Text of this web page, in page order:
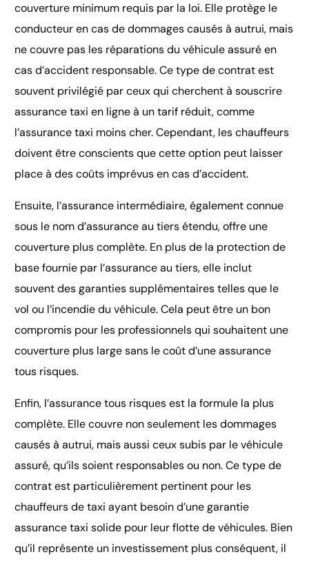
couverture minimum requis par la loi. Elle protège le
conducteur en cas de dommages causés à autrui, mais
ne couvre pas les réparations du véhicule assuré en
cas d’accident responsable. Ce type de contrat est
souvent privilégié par ceux qui cherchent à souscrire
assurance taxi en ligne à un tarif réduit, comme
l’assurance taxi moins cher. Cependant, les chauffeurs
doivent être conscients que cette option peut laisser
place à des coûts imprévus en cas d’accident.
Ensuite, l’assurance intermédiaire, également connue
sous le nom d’assurance au tiers étendu, offre une
couverture plus complète. En plus de la protection de
base fournie par l’assurance au tiers, elle inclut
souvent des garanties supplémentaires telles que le
vol ou l’incendie du véhicule. Cela peut être un bon
compromis pour les professionnels qui souhaitent une
couverture plus large sans le coût d’une assurance
tous risques.
Enfin, l’assurance tous risques est la formule la plus
complète. Elle couvre non seulement les dommages
causés à autrui, mais aussi ceux subis par le véhicule
assuré, qu’ils soient responsables ou non. Ce type de
contrat est particulièrement pertinent pour les
chauffeurs de taxi ayant besoin d’une garantie
assurance taxi solide pour leur flotte de véhicules. Bien
qu’il représente un investissement plus conséquent, il